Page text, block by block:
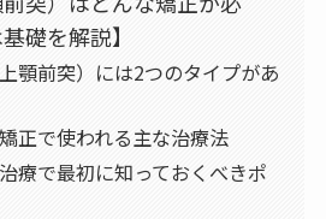
礎を解説】
顎前突）には2つのタイプがあ
正で使われる主な治療法
療で最初に知っておくべきポ